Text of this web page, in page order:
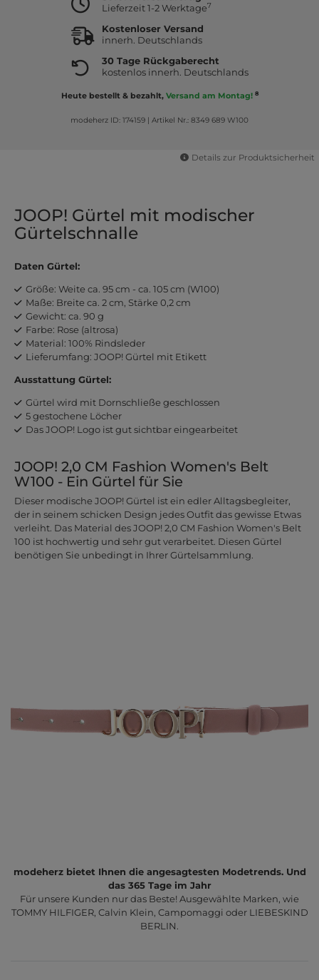
Lieferzeit 1-2 Werktage7
Kostenloser Versand
innerh. Deutschlands
30 Tage Rückgaberecht
kostenlos innerh. Deutschlands
Heute bestellt & bezahlt, Versand am Montag! 8
modeherz ID: 174159 Artikel Nr.: 8349 689 W100
Details zur Produktsicherheit
JOOP! Gürtel mit modischer
Gürtelschnalle
Daten Gürtel:
Größe: Weite ca. 95 cm - ca. 105 cm (W100)
Maße: Breite ca. 2 cm, Stärke 0,2 cm
Gewicht: ca. 90 g
Farbe: Rose (altrosa)
Material: 100% Rindsleder
Lieferumfang: JOOP! Gürtel mit Etikett
Ausstattung Gürtel:
Gürtel wird mit Dornschließe geschlossen
5 gestochene Löcher
Das JOOP! Logo ist gut sichtbar eingearbeitet
JOOP! 2,0 CM Fashion Women's Belt
W100 - Ein Gürtel für Sie
Dieser modische JOOP! Gürtel ist ein edler Alltagsbegleiter,
der in seinem schicken Design jedes Outfit das gewisse Etwas
verleiht. Das Material des JOOP! 2,0 CM Fashion Women's Belt
100 ist hochwertig und sehr gut verarbeitet. Diesen Gürtel
benötigen Sie unbedingt in Ihrer Gürtelsammlung.
modeherz bietet Ihnen die angesagtesten Modetrends. Und
das 365 Tage im Jahr
Für unsere Kunden nur das Beste! Ausgewählte Marken, wie
TOMMY HILFIGER, Calvin Klein, Campomaggi oder LIEBESKIND
BERLIN.